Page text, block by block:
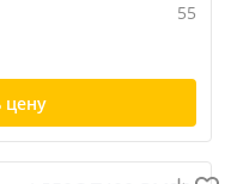
55
цену